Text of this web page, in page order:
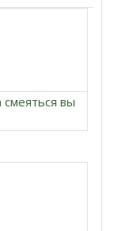
смеяться вы